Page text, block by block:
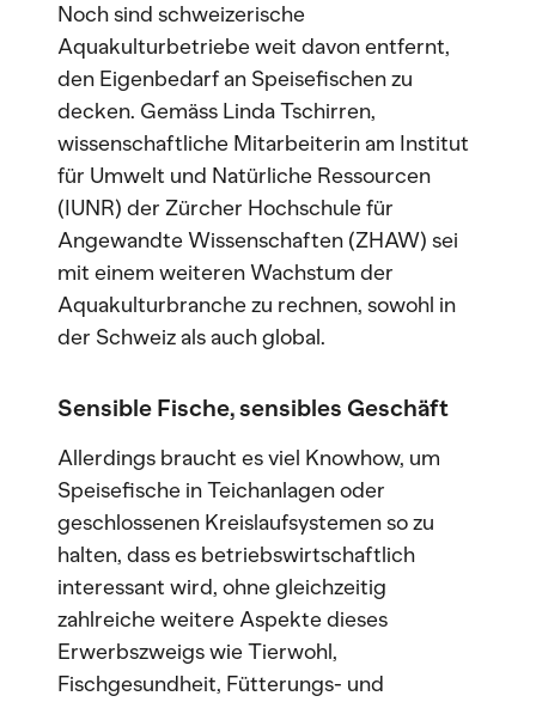
Noch sind schweizerische
Aquakulturbetriebe weit davon entfernt,
den Eigenbedarf an Speisefischen zu
decken. Gemäss Linda Tschirren,
wissenschaftliche Mitarbeiterin am Institut
für Umwelt und Natürliche Ressourcen
(IUNR) der Zürcher Hochschule für
Angewandte Wissenschaften (ZHAW) sei
mit einem weiteren Wachstum der
Aquakulturbranche zu rechnen, sowohl in
der Schweiz als auch global.
Sensible Fische, sensibles Geschäft
Allerdings braucht es viel Knowhow, um
Speisefische in Teichanlagen oder
geschlossenen Kreislaufsystemen so zu
halten, dass es betriebswirtschaftlich
interessant wird, ohne gleichzeitig
zahlreiche weitere Aspekte dieses
Erwerbszweigs wie Tierwohl,
Fischgesundheit, Fütterungs- und